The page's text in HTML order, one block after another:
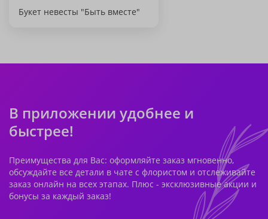
Букет невесты "Быть вместе"
В приложении удобнее и
быстрее!
Преимущества для Вас: оформляйте заказ мгновенно,
обсуждайте все детали в чате с флористом и отслеживайте
заказ онлайн на всех этапах. Плюс - эксклюзивные акции и
бонусы за каждый заказ!